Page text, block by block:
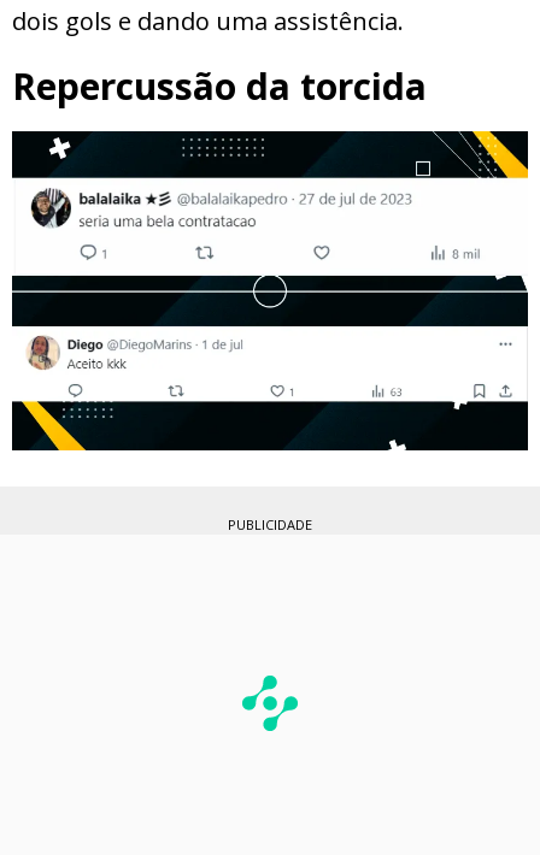
dois gols e dando uma assistência.
Repercussão da torcida
PUBLICIDADE